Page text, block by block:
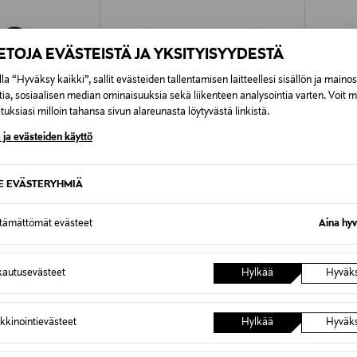
EVÄSTEISTÄ JA YKSITYISYYDESTÄ
“Hyväksy kaikki”, sallit evästeiden tallentamisen laitteellesi sisällön ja
sosiaalisen median ominaisuuksia sekä liikenteen analysointia varten. Voit
milloin tahansa sivun alareunasta löytyvästä linkistä.
ja evästeiden käyttö
EVÄSTERYHMIÄ
evästeet Aina
Hylkää
Hylkää
ETUKUPONKITUOTE
Merino Bunny-kypärämyssy
Original Price
Merino
Original